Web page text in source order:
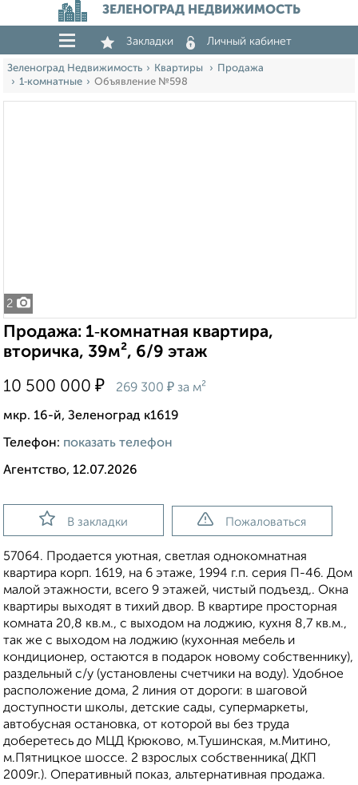
ЗЕЛЕНОГРАД НЕДВИЖИМОСТЬ
Закладки Личный кабинет
Зеленоград Недвижимость Квартиры
Продажа
1‑комнатные
Объявление №598
2
Продажа: 1‑комнатная квартира,
вторичка, 39м², 6/9 этаж
10 500 000 ₽ 269 300 ₽ за м²
мкр. 16-й, Зеленоград к1619
Телефон: показать телефон
Агентство, 12.07.2026
В закладки Пожаловаться
57064. Продается уютная, светлая однокомнатная
квартира корп. 1619, на 6 этаже, 1994 г.п. серия П-46. Дом
малой этажности, всего 9 этажей, чистый подъезд,. Окна
квартиры выходят в тихий двор. В квартире просторная
комната 20,8 кв.м., с выходом на лоджию, кухня 8,7 кв.м.,
так же с выходом на лоджию (кухонная мебель и
кондиционер, остаются в подарок новому собственнику),
раздельный с/у (установлены счетчики на воду). Удобное
расположение дома, 2 линия от дороги: в шаговой
доступности школы, детские сады, супермаркеты,
автобусная остановка, от которой вы без труда
доберетесь до МЦД Крюково, м.Тушинская, м.Митино,
м.Пятницкое шоссе. 2 взрослых собственника( ДКП
2009г.). Оперативный показ, альтернативная продажа.